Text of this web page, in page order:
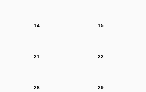
14 15
21 22
28 29